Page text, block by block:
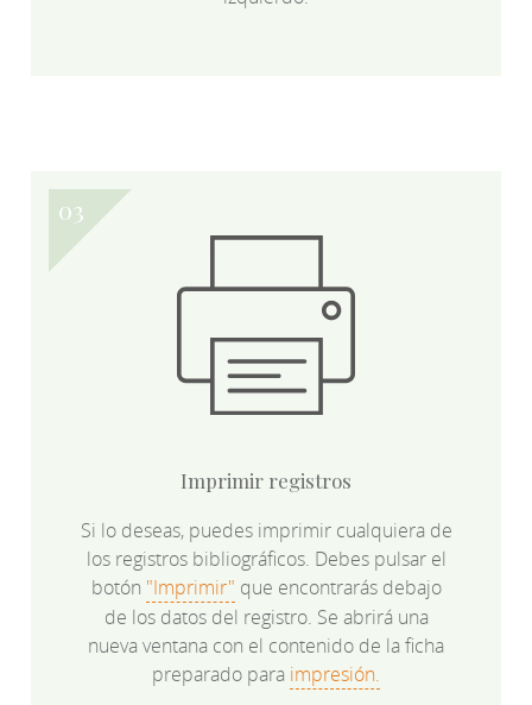
Imprimir registros
Si lo deseas, puedes imprimir cualquiera de
los registros bibliográficos. Debes pulsar el
botón "Imprimir" que encontrarás debajo
de los datos del registro. Se abrirá una
nueva ventana con el contenido de la ficha
preparado para impresión.